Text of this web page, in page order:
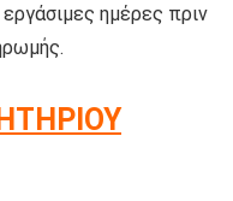
ημέρες πριν